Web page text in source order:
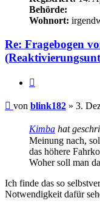
Behörde:
Wohnort:
Re: Fragebogen
Beitrag
von blink182 » 3.
Kimba hat
Meinung nach,
das höhere
Woher soll man
Ich finde das so
Notwendigkeit dafür